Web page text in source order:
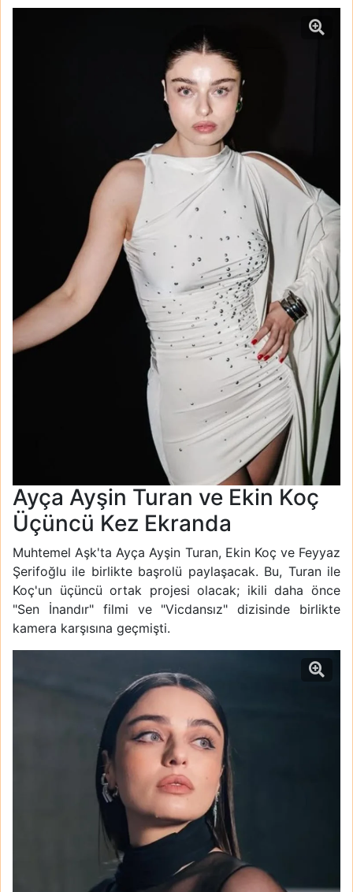
Ayça Ayşin Turan ve Ekin Koç
Üçüncü Kez Ekranda
Muhtemel Aşk'ta Ayça Ayşin Turan, Ekin Koç ve Feyyaz
Şerifoğlu ile birlikte başrolü paylaşacak. Bu, Turan ile
Koç'un üçüncü ortak projesi olacak; ikili daha önce
"Sen İnandır" filmi ve "Vicdansız" dizisinde birlikte
kamera karşısına geçmişti.